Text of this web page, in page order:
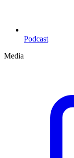
Podcast
Media